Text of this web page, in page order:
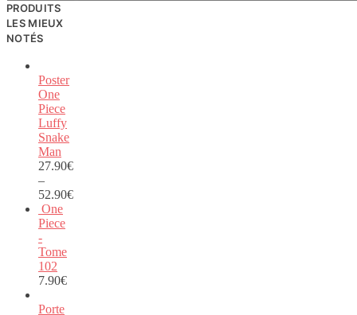
PRODUITS
LES MIEUX
NOTÉS
Poster
One
Piece
Luffy
Snake
Man
27.90€
–
52.90€
One
Piece
-
Tome
102
7.90€
Porte